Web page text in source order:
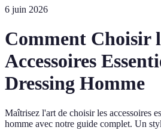
6 juin 2026
Comment Choisir
Accessoires
Dressing Homme
Maîtrisez l'art de choisir les accessoires
homme avec notre guide complet. Un